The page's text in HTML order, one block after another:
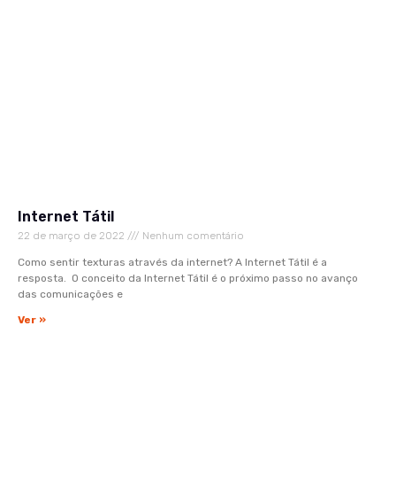
Internet Tátil
22 de março de 2022 Nenhum comentário
Como sentir texturas através da internet? A Internet Tátil é a
resposta. O conceito da Internet Tátil é o próximo passo no avanço
das comunicações e
Ver »